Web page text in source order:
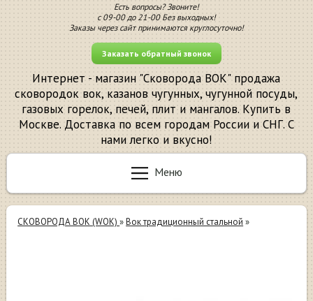
Есть вопросы? Звоните!
с 09-00 до 21-00 Без выходных!
Заказы через сайт принимаются круглосуточно!
Заказать обратный звонок
Интернет - магазин "Сковорода ВОК" продажа
сковородок вок, казанов чугунных, чугунной посуды,
газовых горелок, печей, плит и мангалов. Купить в
Москве. Доставка по всем городам России и СНГ. С
нами легко и вкусно!
Меню
СКОВОРОДА ВОК (WOK)»Вок традиционный стальной »